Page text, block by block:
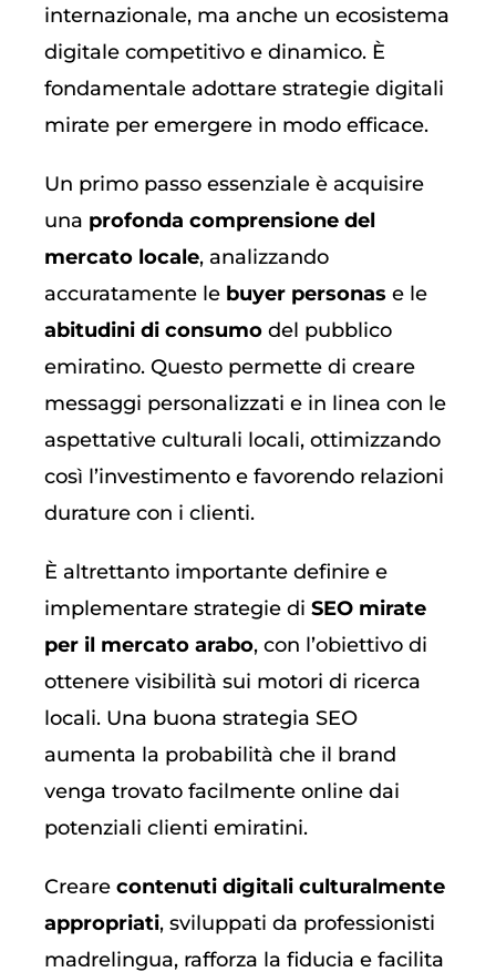
internazionale, ma anche un ecosistema
digitale competitivo e dinamico. È
fondamentale adottare strategie digitali
mirate per emergere in modo efficace.
Un primo passo essenziale è acquisire
una profonda comprensione del
mercato locale, analizzando
accuratamente le buyer personas e le
abitudini di consumo del pubblico
emiratino. Questo permette di creare
messaggi personalizzati e in linea con le
aspettative culturali locali, ottimizzando
così l’investimento e favorendo relazioni
durature con i clienti.
È altrettanto importante definire e
implementare strategie di SEO mirate
per il mercato arabo, con l’obiettivo di
ottenere visibilità sui motori di ricerca
locali. Una buona strategia SEO
aumenta la probabilità che il brand
venga trovato facilmente online dai
potenziali clienti emiratini.
Creare contenuti digitali culturalmente
appropriati, sviluppati da professionisti
madrelingua, rafforza la fiducia e facilita